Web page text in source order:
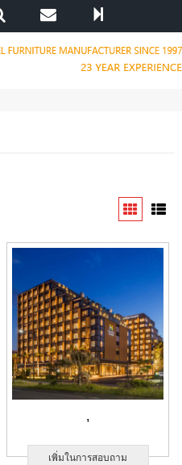
,
เพิ่มในการสอบถาม